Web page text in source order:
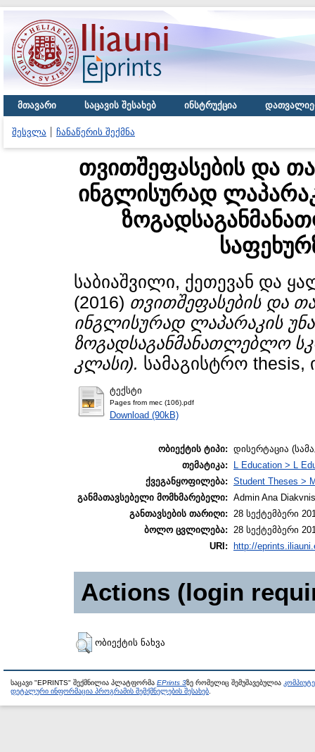
მთავარი საცავის შესახებ ინსტრუქცია
შესვლა ჩანაწერის შექმნა
თვითშეფასების და
ინგლისურად
საბიაშვილი, ქეთევან და
(2016) თვითშეფასების და
ინგლისურად ლაპარაკის
ზოგადსაგანმანათლებლო
კლასი). სამაგისტრო
ტექსტი
Pages from mec (106).pdf
Download (90kB)
ობიექტის ტიპი: დისერტაცია
თემატიკა:
L Education > L
ქვეგანყოფილება: Student Theses >
განმათავსებელი მომხმარებელი: Admin Ana
განთავსების თარიღი: 28 სექტემბერი
ბოლო ცვლილება: 28 სექტემბერი
URI:
http://
Actions (login
ობიექტის ნახვა
საცავი "EPRINTS" შექმნილია პლატფორმა EPrints 3ზე რომელიც შემუშავებულია
დეტალური ინფორმაცია პროგრამის შემქმნელების შესახებ.